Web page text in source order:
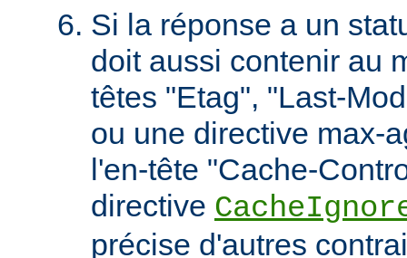
Si la réponse a un
doit aussi contenir au
têtes "Etag", "Last-
ou une directive max-
l'en-tête "Cache-
directive
précise d'autres